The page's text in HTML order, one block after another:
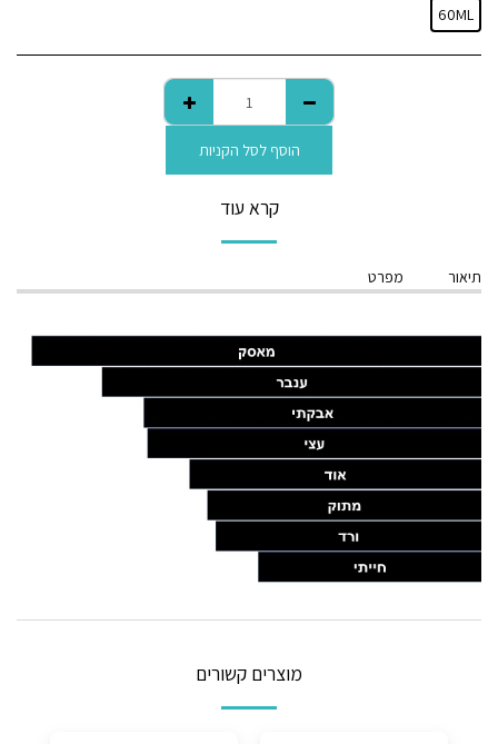
60ML
הוסף לסל הקניות
קרא עוד
תיאור מפרט
מוצרים קשורים